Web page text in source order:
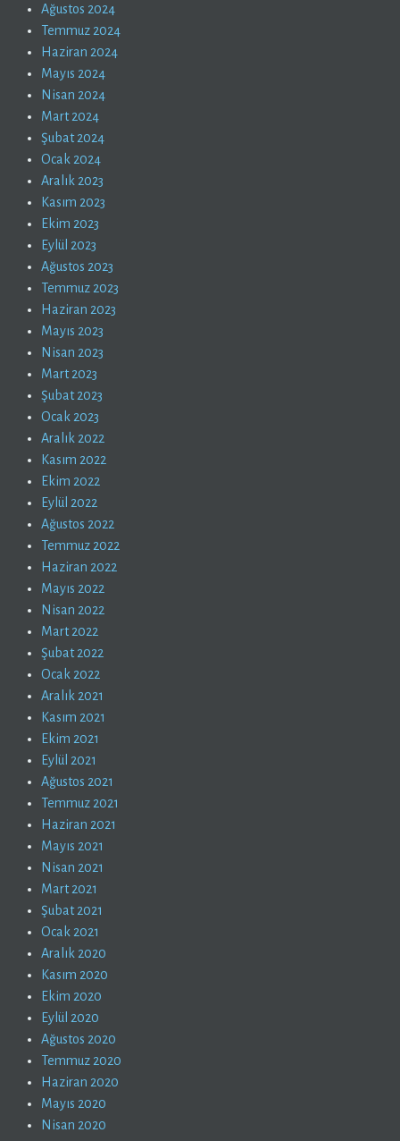
Ağustos 2024
Temmuz 2024
Haziran 2024
Mayıs 2024
Nisan 2024
Mart 2024
Şubat 2024
Ocak 2024
Aralık 2023
Kasım 2023
Ekim 2023
Eylül 2023
Ağustos 2023
Temmuz 2023
Haziran 2023
Mayıs 2023
Nisan 2023
Mart 2023
Şubat 2023
Ocak 2023
Aralık 2022
Kasım 2022
Ekim 2022
Eylül 2022
Ağustos 2022
Temmuz 2022
Haziran 2022
Mayıs 2022
Nisan 2022
Mart 2022
Şubat 2022
Ocak 2022
Aralık 2021
Kasım 2021
Ekim 2021
Eylül 2021
Ağustos 2021
Temmuz 2021
Haziran 2021
Mayıs 2021
Nisan 2021
Mart 2021
Şubat 2021
Ocak 2021
Aralık 2020
Kasım 2020
Ekim 2020
Eylül 2020
Ağustos 2020
Temmuz 2020
Haziran 2020
Mayıs 2020
Nisan 2020